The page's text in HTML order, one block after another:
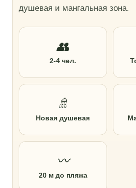
душевая и мангальная зона.
👥
2-4 чел.
🚿
Новая душевая
〰
20 м до пляжа